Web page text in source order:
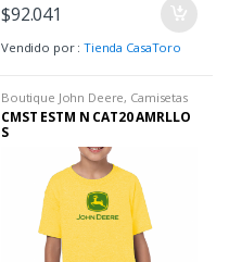
$92.041
Vendido por :Tienda CasaToro
Boutique John Deere, Camisetas
H, Hombre, Ropa H
CMST ESTM N CAT20 AMRLLO
S